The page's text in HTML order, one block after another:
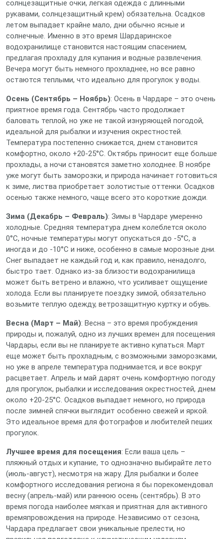
солнцезащитные очки, легкая одежда с длинными
рукавами, солнцезащитный крем) обязательна. Осадков
летом выпадает крайне мало, дни обычно ясные и
солнечные. Именно в это время Шардаринское
водохранилище становится настоящим спасением,
предлагая прохладу для купания и водные развлечения.
Вечера могут быть немного прохладнее, но все равно
остаются теплыми, что идеально для прогулок у воды.
Осень (Сентябрь – Ноябрь): Осень в Чардаре – это очень
приятное время года. Сентябрь часто продолжает
баловать теплой, но уже не такой изнуряющей погодой,
идеальной для рыбалки и изучения окрестностей.
Температура постепенно снижается, днем становится
комфортно, около +20-25°C. Октябрь приносит еще больше
прохлады, а ночи становятся заметно холоднее. В ноябре
уже могут быть заморозки, и природа начинает готовиться
к зиме, листва приобретает золотистые оттенки. Осадков
осенью также немного, чаще всего это короткие дожди.
Зима (Декабрь – Февраль): Зимы в Чардаре умеренно
холодные. Средняя температура днем колеблется около
0°C, ночные температуры могут опускаться до -5°C, а
иногда и до -10°C и ниже, особенно в самые морозные дни.
Снег выпадает не каждый год и, как правило, ненадолго,
быстро тает. Однако из-за близости водохранилища
может быть ветрено и влажно, что усиливает ощущение
холода. Если вы планируете поездку зимой, обязательно
возьмите теплую одежду, ветрозащитную куртку и обувь.
Весна (Март – Май): Весна – это время пробуждения
природы и, пожалуй, одно из лучших времен для посещения
Чардары, если вы не планируете активно купаться. Март
еще может быть прохладным, с возможными заморозками,
но уже в апреле температура поднимается, и все вокруг
расцветает. Апрель и май дарят очень комфортную погоду
для прогулок, рыбалки и исследования окрестностей, днем
около +20-25°C. Осадков выпадает немного, но природа
после зимней спячки выглядит особенно свежей и яркой.
Это идеальное время для фотографов и любителей пеших
прогулок.
Лучшее время для посещения: Если ваша цель –
пляжный отдых и купание, то однозначно выбирайте лето
(июль-август), несмотря на жару. Для рыбалки и более
комфортного исследования региона я бы порекомендовал
весну (апрель-май) или раннюю осень (сентябрь). В это
время погода наиболее мягкая и приятная для активного
времяпровождения на природе. Независимо от сезона,
Чардара предлагает свои уникальные прелести, но